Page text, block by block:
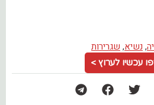
, נשיא, שגרירות
עכשיו לערוץ >